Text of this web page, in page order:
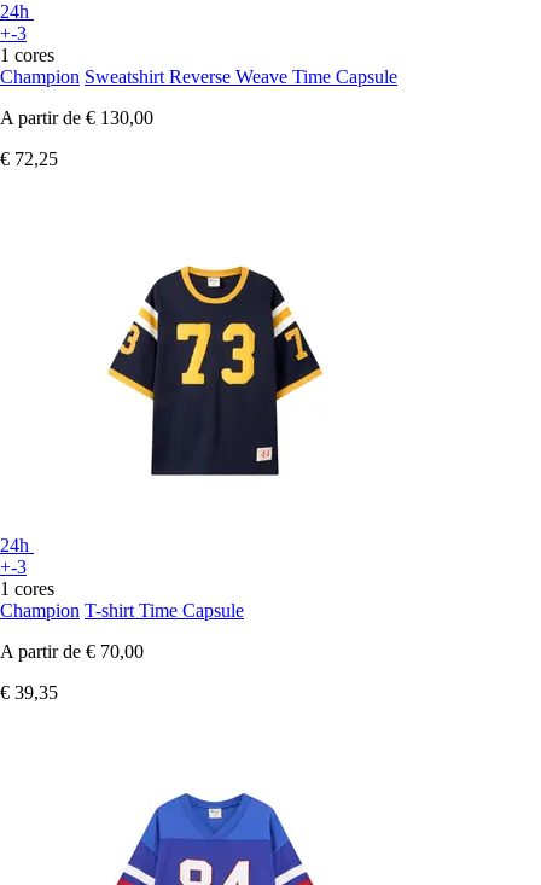
24h
+-3
1 cores
Champion Sweatshirt Reverse Weave Time Capsule
A partir de € 130,00
€ 72,25
24h
+-3
1 cores
Champion T-shirt Time Capsule
A partir de € 70,00
€ 39,35